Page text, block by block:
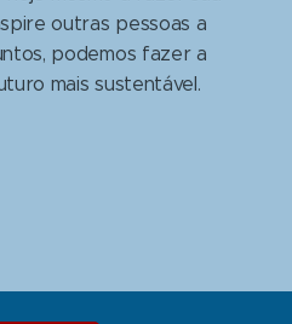
outras pessoas a
podemos fazer a
mais sustentável.